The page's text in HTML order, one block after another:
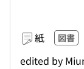
紙 図書
edited by